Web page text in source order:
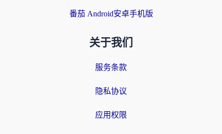
番茄 Android安卓手机版
关于我们
服务条款
隐私协议
应用权限